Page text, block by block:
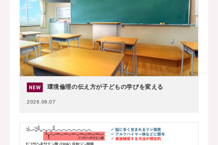
環境倫理の伝え方が子どもの学びを変える
2026.08.07